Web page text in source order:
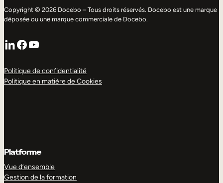
Copyright © 2026 Docebo – Tous droits réservés. Docebo est une marque
déposée ou une marque commerciale de Docebo.
LinkedIn
Facebook
YouTube
Politique de confidentialité
Politique en matière de Cookies
Platforme
Vue d’ensemble
Gestion de la formation